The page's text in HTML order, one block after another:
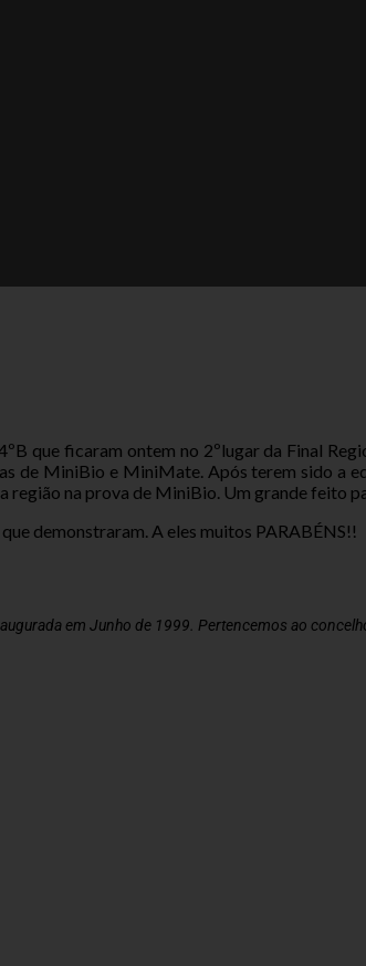
que ficaram ontem no 2ºlugar da Final
de MiniBio e MiniMate. Após terem sido a
na prova de MiniBio. Um grande feito
demonstraram. A eles muitos PARABÉNS!!
em Junho de 1999. Pertencemos ao